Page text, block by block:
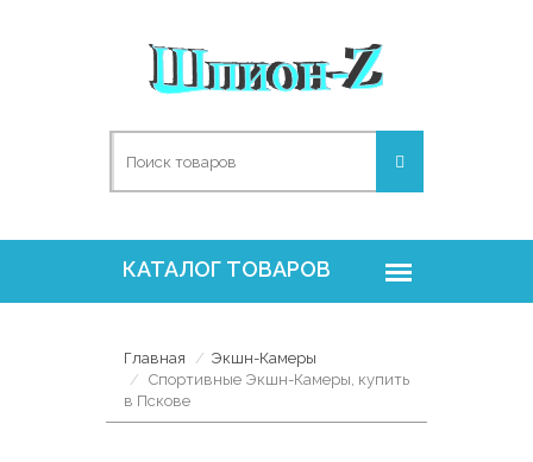
Главная
Экшн-Камеры
Спортивные Экшн-Камеры, купить
в Пскове